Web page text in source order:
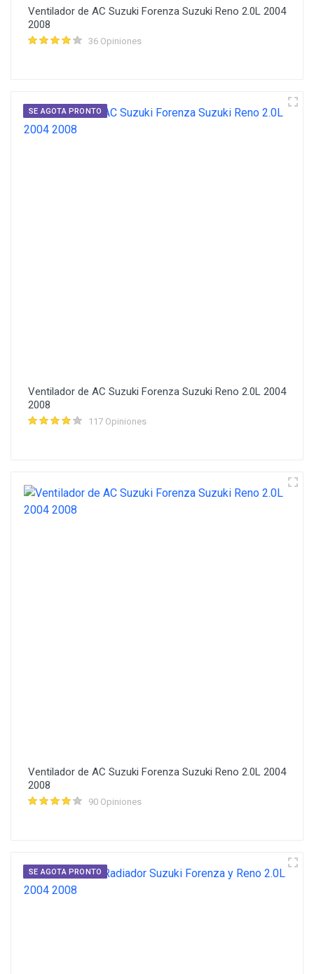
Ventilador de AC Suzuki Forenza Suzuki Reno 2.0L 2004
2008
36 Opiniones
SE AGOTA PRONTO
Ventilador de AC Suzuki Forenza Suzuki Reno 2.0L 2004
2008
117 Opiniones
Ventilador de AC Suzuki Forenza Suzuki Reno 2.0L 2004
2008
90 Opiniones
SE AGOTA PRONTO